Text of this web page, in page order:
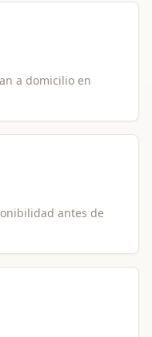
a domicilio en
antes de